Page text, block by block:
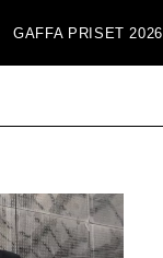
GAFFA PRISET 2026